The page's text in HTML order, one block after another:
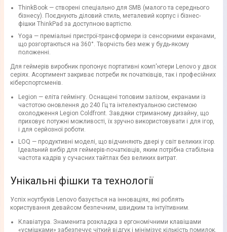
ThinkBook — створені спеціально для SMB (малого та середнього
бізнесу). Поєднують діловий стиль, металевий корпус і бізнес-
фішки ThinkPad за доступною вартістю.
Yoga — преміальні пристрої-трансформери із сенсорними екранами,
що розгортаються на 360°. Творчість без меж у будь-якому
положенні.
Для геймерів виробник пропонує портативні комп'ютери Lenovo у двох
серіях. Асортимент закриває потреби як початківців, так і професійних
кіберспортсменів.
Legion — еліта геймінгу. Оснащені топовим залізом, екранами із
частотою оновлення до 240 Гц та інтелектуальною системою
охолодження Legion Coldfront. Завдяки стриманому дизайну, що
приховує потужні можливості, їх зручно використовувати і для ігор,
і для серйозної роботи.
LOQ — продуктивні моделі, що відчиняють двері у світ великих ігор.
Ідеальний вибір для геймерів-початківців, яким потрібна стабільна
частота кадрів у сучасних тайтлах без великих витрат.
Унікальні фішки та технології
Успіх ноутбуків Lenovo базується на інноваціях, які роблять
користування девайсом безпечним, швидким та інтуїтивним.
Клавіатура. Знаменита розкладка з ергономічними клавішами
«усмішками» забезпечує чіткий відгук і мінімізує кількість помилок.